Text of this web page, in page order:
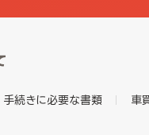
手続きに必要な書類 車